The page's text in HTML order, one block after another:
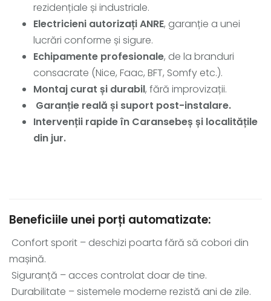
rezidențiale și industriale.
Electricieni autorizați ANRE, garanție a unei
lucrări conforme și sigure.
Echipamente profesionale, de la branduri
consacrate (Nice, Faac, BFT, Somfy etc.).
Montaj curat și durabil, fără improvizații.
Garanție reală și suport post-instalare.
Intervenții rapide în Caransebeș și localitățile
din jur.
Beneficiile unei porți automatizate:
Confort sporit – deschizi poarta fără să cobori din
mașină.
Siguranță – acces controlat doar de tine.
Durabilitate – sistemele moderne rezistă ani de zile.